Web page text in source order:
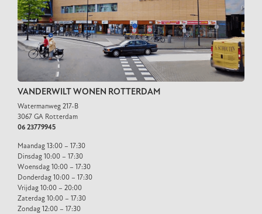
VANDERWILT WONEN ROTTERDAM
Watermanweg 217-B
3067 GA Rotterdam
06 23779945
Maandag 13:00 – 17:30
Dinsdag 10:00 – 17:30
Woensdag 10:00 – 17:30
Donderdag 10:00 – 17:30
Vrijdag 10:00 – 20:00
Zaterdag 10:00 – 17:30
Zondag 12:00 – 17:30